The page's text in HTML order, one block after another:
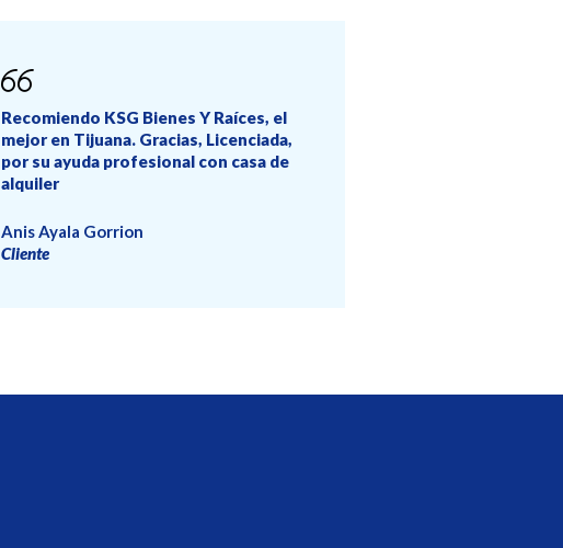
Recomiendo KSG Bienes Y Raíces, el
mejor en Tijuana. Gracias, Licenciada,
por su ayuda profesional con casa de
alquiler
Anis Ayala Gorrion
Cliente